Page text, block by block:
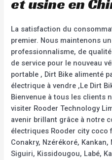
et usine en
La satisfaction du
premier. Nous maintenons
professionnalisme, de
de service pour le nouveau
portable , Dirt Bike alimenté
électrique à vendre ,Le Dirt
Bienvenue à tous les clients
visiter Rooder Technology
avenir brillant grâce à notre
électriques Rooder city coco
Conakry, Nzérékoré, Kankan,
Siguiri, Kissidougou, Labé,